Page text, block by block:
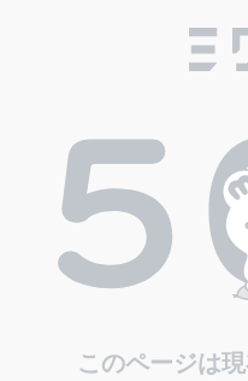
このページは